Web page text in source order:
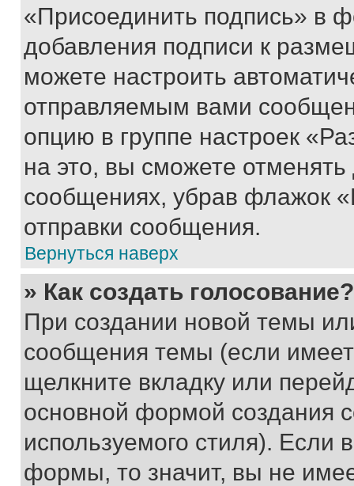
«Присоединить подпись» в
добавления подписи к
можете настроить
отправляемым вами
опцию в группе настроек
на это, вы сможете
сообщениях, убрав флажок
отправки сообщения.
Вернуться наверх
» Как создать голосование?
При создании новой темы
сообщения темы (если
щелкните вкладку или
основной формой создания
используемого стиля). Если
формы, то значит, вы не